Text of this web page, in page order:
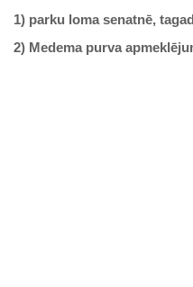
1) parku loma senatnē,
2) Medema purva